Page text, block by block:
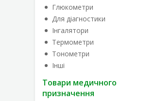
Глюкометри
Для діагностики
Інгалятори
Термометри
Тонометри
Інші
Товари медичного
призначення